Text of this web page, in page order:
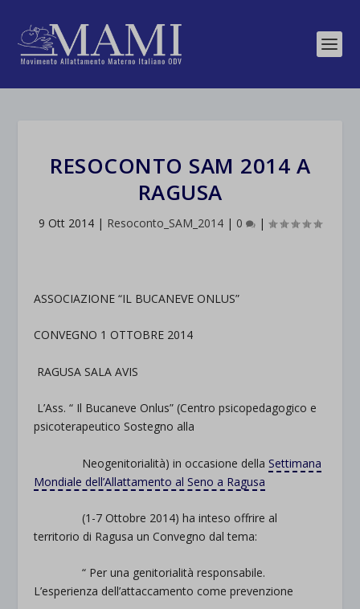
RESOCONTO SAM 2014 A
RAGUSA
9 Ott 2014 | Resoconto_SAM_2014 | 0 |
ASSOCIAZIONE “IL BUCANEVE ONLUS”
CONVEGNO 1 OTTOBRE 2014
RAGUSA SALA AVIS
L’Ass. “ Il Bucaneve Onlus” (Centro psicopedagogico e
psicoterapeutico Sostegno alla
Neogenitorialità) in occasione dellaSettimana
Mondiale dell’Allattamento al Seno a Ragusa
(1-7 Ottobre 2014) ha inteso offrire al
territorio di Ragusa un Convegno dal tema:
“ Per una genitorialità responsabile.
L’esperienza dell’attaccamento come prevenzione